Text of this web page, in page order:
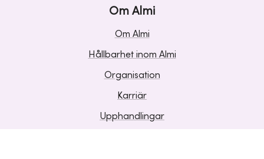
Om Almi
Om Almi
Hållbarhet inom Almi
Organisation
Karriär
Upphandlingar